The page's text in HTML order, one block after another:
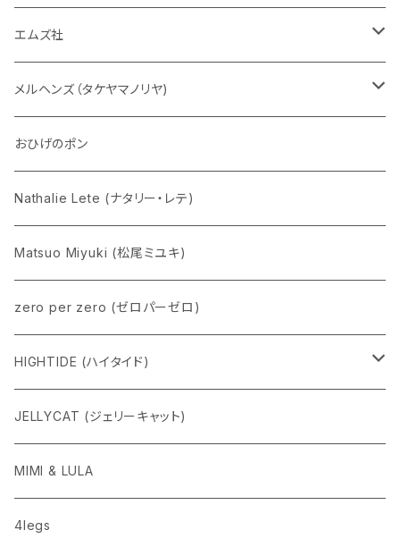
チャーミーちゃん
五型動物
Eddie パンダ
エムズ社
デコちゃん
クマちゃん
メルヘンズ（タケヤマノリヤ)
ケロペチーノ
おひげのポン
Nathalie Lete (ナタリー・レテ)
Matsuo Miyuki (松尾ミユキ)
zero per zero (ゼロパーゼロ)
HIGHTIDE (ハイタイド)
ニューレトロ
penco
nahe
JELLYCAT (ジェリーキャット)
MIMI & LULA
4legs